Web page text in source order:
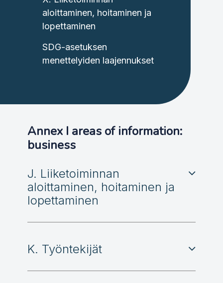
aloittaminen, hoitaminen ja
lopettaminen
SDG-asetuksen
menettelyiden laajennukset
Annex I areas of information:
business
J. Liiketoiminnan
aloittaminen, hoitaminen ja
lopettaminen
K. Työntekijät